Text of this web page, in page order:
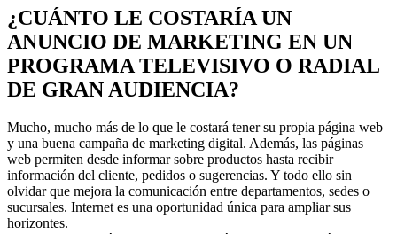
¿CUÁNTO LE COSTARÍA UN
ANUNCIO DE MARKETING EN UN
PROGRAMA TELEVISIVO O RADIAL
DE GRAN AUDIENCIA?
Mucho, mucho más de lo que le costará tener su propia página web
y una buena campaña de marketing digital. Además, las páginas
web permiten desde informar sobre productos hasta recibir
información del cliente, pedidos o sugerencias. Y todo ello sin
olvidar que mejora la comunicación entre departamentos, sedes o
sucursales. Internet es una oportunidad única para ampliar sus
horizontes.